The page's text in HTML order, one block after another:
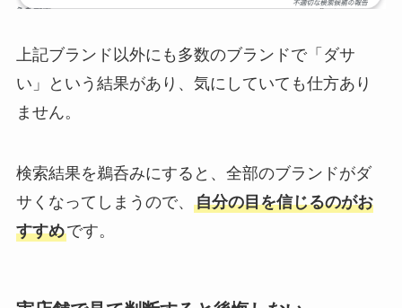
上記ブランド以外にも多数のブランドで「ダサ
い」という結果があり、気にしていても仕方あり
ません。
検索結果を鵜呑みにすると、全部のブランドがダ
サくなってしまうので、 自分の目を信じるのがお
すすめです。